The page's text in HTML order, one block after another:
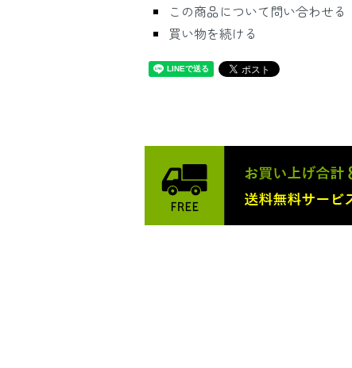
この商品について問い合わせる
買い物を続ける